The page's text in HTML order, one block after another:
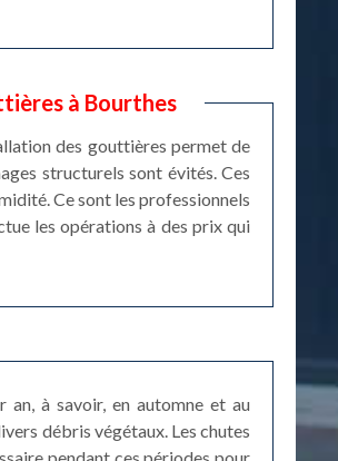
à Bourthes
des gouttières permet de
structurels sont évités. Ces
Ce sont les professionnels
les opérations à des prix qui
à savoir, en automne et au
débris végétaux. Les chutes